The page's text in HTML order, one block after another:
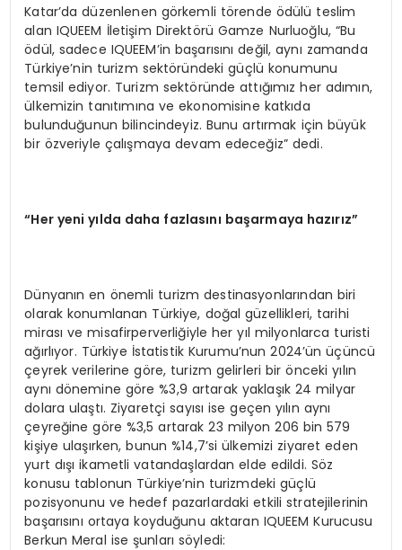
Katar’da düzenlenen görkemli törende ödülü teslim
alan IQUEEM İletişim Direktörü Gamze Nurluoğlu, “Bu
ödül, sadece IQUEEM’in başarısını değil, aynı zamanda
Türkiye’nin turizm sektöründeki güçlü konumunu
temsil ediyor. Turizm sektöründe attığımız her adımın,
ülkemizin tanıtımına ve ekonomisine katkıda
bulunduğunun bilincindeyiz. Bunu artırmak için büyük
bir özveriyle çalışmaya devam edeceğiz” dedi.
“Her yeni yılda daha fazlasını başarmaya hazırız”
Dünyanın en önemli turizm destinasyonlarından biri
olarak konumlanan Türkiye, doğal güzellikleri, tarihi
mirası ve misafirperverliğiyle her yıl milyonlarca turisti
ağırlıyor. Türkiye İstatistik Kurumu’nun 2024’ün üçüncü
çeyrek verilerine göre, turizm gelirleri bir önceki yılın
aynı dönemine göre %3,9 artarak yaklaşık 24 milyar
dolara ulaştı. Ziyaretçi sayısı ise geçen yılın aynı
çeyreğine göre %3,5 artarak 23 milyon 206 bin 579
kişiye ulaşırken, bunun %14,7’si ülkemizi ziyaret eden
yurt dışı ikametli vatandaşlardan elde edildi. Söz
konusu tablonun Türkiye’nin turizmdeki güçlü
pozisyonunu ve hedef pazarlardaki etkili stratejilerinin
başarısını ortaya koyduğunu aktaran IQUEEM Kurucusu
Berkun Meral ise şunları söyledi: